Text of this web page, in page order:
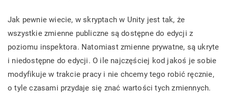
Jak pewnie wiecie, w skryptach w Unity jest tak, że
wszystkie zmienne publiczne są dostępne do edycji z
poziomu inspektora. Natomiast zmienne prywatne, są ukryte
i niedostępne do edycji. O ile najczęściej kod jakoś je sobie
modyfikuje w trakcie pracy i nie chcemy tego robić ręcznie,
o tyle czasami przydaje się znać wartości tych zmiennych.